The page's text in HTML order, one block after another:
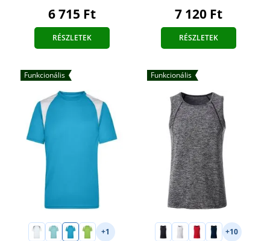
6 715 Ft
RÉSZLETEK
7 120 Ft
RÉSZLETEK
Funkcionális
+1
Funkcionális
+10